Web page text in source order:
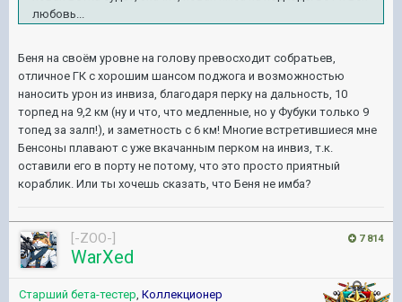
любовь...
Беня на своём уровне на голову превосходит собратьев,
отличное ГК с хорошим шансом поджога и возможностью
наносить урон из инвиза, благодаря перку на дальность, 10
торпед на 9,2 км (ну и что, что медленные, но у Фубуки только 9
топед за залп!), и заметность с 6 км! Многие встретившиеся мне
Бенсоны плавают с уже вкачанным перком на инвиз, т.к.
оставили его в порту не потому, что это просто приятный
кораблик. Или ты хочешь сказать, что Беня не имба?
7 814
[-ZOO-]
WarXed
Старший бета-тестер, Коллекционер